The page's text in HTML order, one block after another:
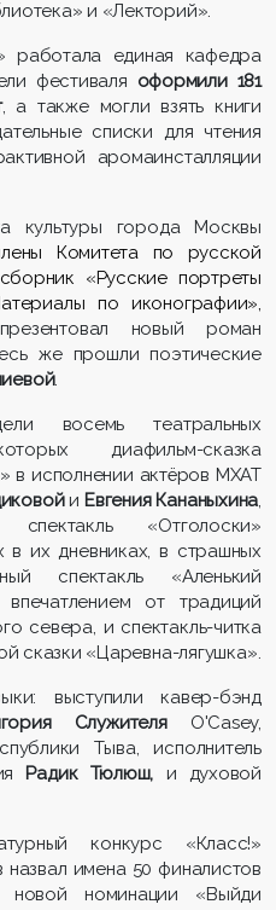
и «Лекторий».
работала единая кафедра
фестиваля оформили 181
, а также могли взять книги
списки для чтения
аромаинсталляции
культуры города Москвы
Комитета по русской
«Русские портреты
по иконографии»,
презентовал новый роман
же прошли поэтические
.
восемь театральных
диафильм-сказка
в исполнении актёров МХАТ
и Евгения Кананыхина,
спектакль «Отголоски»
в их дневниках, в страшных
спектакль «Аленький
от традиций
севера, и спектакль-читка
сказки «Царевна-лягушка».
выступили кавер-бэнд
Служителя O'Casey,
Тыва, исполнитель
Радик Тюлюш, и духовой
конкурс «Класс!»
назвал имена 50 финалистов
номинации «Выйди